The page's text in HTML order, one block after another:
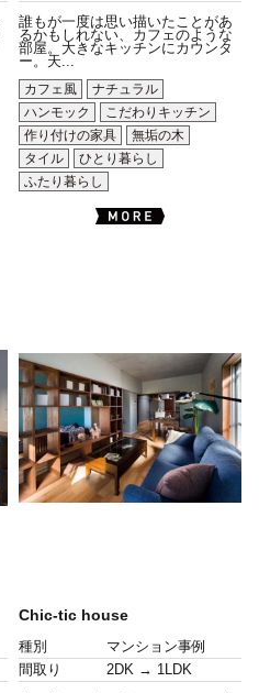
誰もが一度は思い描いたことがあ
るかもしれない、カフェのような
部屋。大きなキッチンにカウンタ
ー。天...
カフェ風
ナチュラル
ハンモック
こだわりキッチン
作り付けの家具
無垢の木
タイル
ひとり暮らし
ふたり暮らし
Chic-tic house
種別
マンション事例
間取り
2DK → 1LDK